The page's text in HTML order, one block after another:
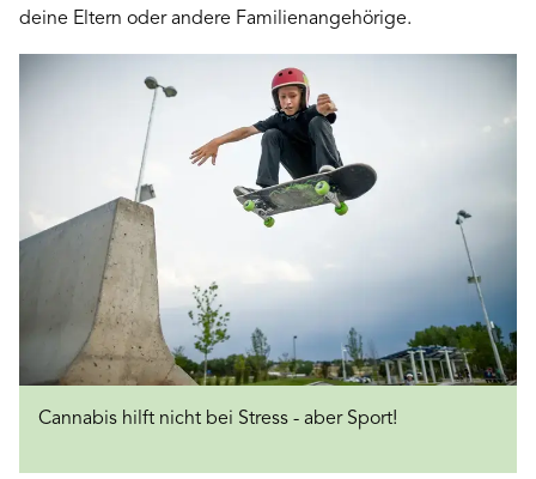
deine Eltern oder andere Familienangehörige.
Cannabis hilft nicht bei Stress - aber Sport!